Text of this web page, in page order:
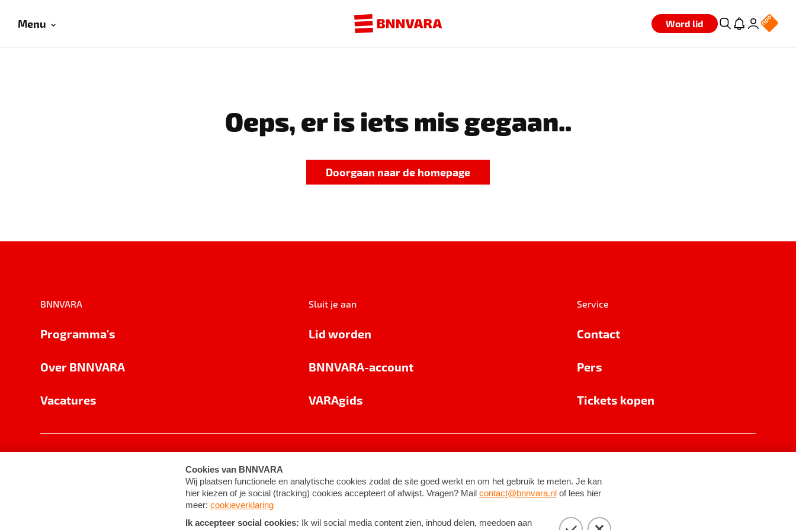
Menu Word lid
Oeps, er is iets mis gegaan..
Doorgaan naar de homepage
BNNVARA
Programma's
Over BNNVARA
Vacatures
Sluit je aan
Lid worden
BNNVARA-account
VARAgids
Service
Contact
Pers
Tickets kopen
Cookie-instellingen Algemene voorwaarden ©2026BNNVARA